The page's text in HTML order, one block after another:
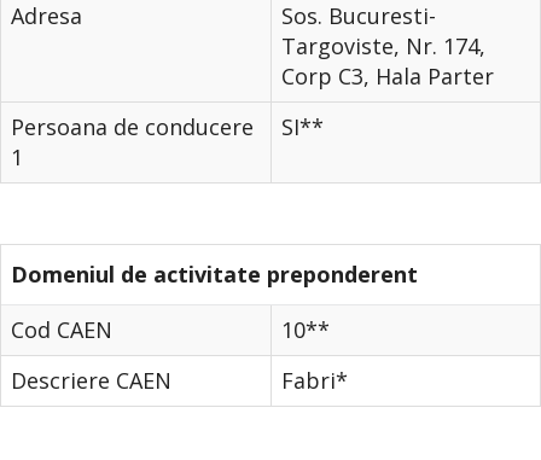
Adresa
Sos. Bucuresti-
Targoviste, Nr. 174,
Corp C3, Hala Parter
Persoana de conducere
1
SI**
Domeniul de activitate preponderent
Cod CAEN
10**
Descriere CAEN
Fabri*